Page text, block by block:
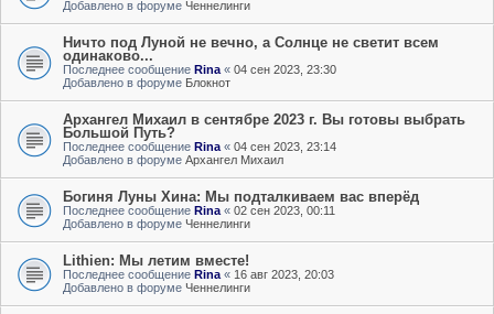
Добавлено в форуме Ченнелинги
Ничто под Луной не вечно, а Солнце не светит всем
одинаково...
Последнее сообщение Rina « 04 сен 2023, 23:30
Добавлено в форуме Блокнот
Архангел Михаил в сентябре 2023 г. Вы готовы выбрать
Большой Путь?
Последнее сообщение Rina « 04 сен 2023, 23:14
Добавлено в форуме Архангел Михаил
Богиня Луны Хина: Мы подталкиваем вас вперёд
Последнее сообщение Rina « 02 сен 2023, 00:11
Добавлено в форуме Ченнелинги
Lithien: Мы летим вместе!
Последнее сообщение Rina « 16 авг 2023, 20:03
Добавлено в форуме Ченнелинги